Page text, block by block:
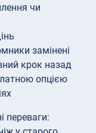
чи
замінені
крок назад
опцією
переваги: